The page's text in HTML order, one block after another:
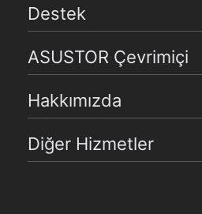
Destek
ASUSTOR Çevrimiçi
Hakkımızda
Diğer Hizmetler